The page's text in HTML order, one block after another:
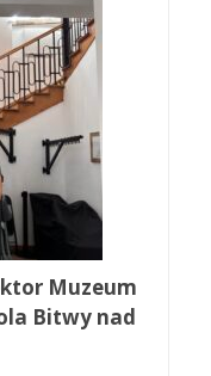
Muzeum
Bitwy nad